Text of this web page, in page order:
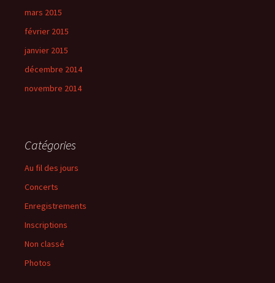
mars 2015
février 2015
janvier 2015
décembre 2014
novembre 2014
Catégories
Au fil des jours
Concerts
Enregistrements
Inscriptions
Non classé
Photos